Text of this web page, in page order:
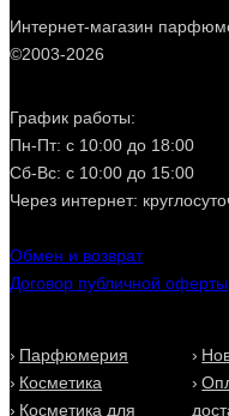
Интернет-магазин
©2003-2026
График работы:
Пн-Пт: с 10:00 до 18:00
Сб-Вс: с 10:00 до 15:00
Через интернет:
Обмен и возврат
Договор публичной оферты
Парфюмерия
Косметика
Косметика для